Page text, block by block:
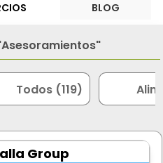
BLOG
Todos (119)
Group